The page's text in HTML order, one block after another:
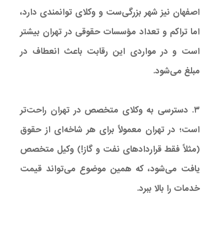
اصفهان نیز شهر بزرگی‌ست و وکلای توانمندی دارد،
اما تراکم و تعداد مؤسسات حقوقی در تهران بیشتر
است و در مواردی این رقابت باعث انعطاف در
مبلغ می‌شود.
۳. دسترسی به وکلای متخصص در تهران راحت‌تر
است؛ در تهران معمولاً برای هر شاخه‌ای از حقوق
(مثلاً فقط قراردادهای نفت و گاز!) وکیل متخصص
یافت می‌شود، که همین موضوع می‌تواند قیمت
خدمات را بالا ببرد.